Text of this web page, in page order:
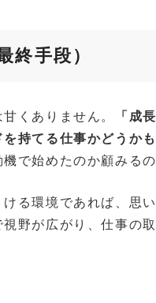
終手段）
くありません。
「成
持てる仕事かどうか
で始めたのか顧みる
る環境であれば、思
野が広がり、仕事の